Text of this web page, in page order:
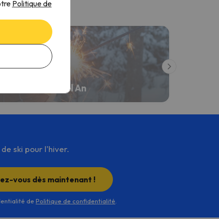
Séjour Ski Nouvel An
ski pour l'hiver.
vous dès maintenant !
de Politique de confidentialité
Politique de